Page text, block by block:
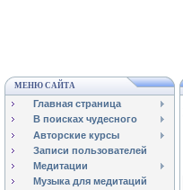
МЕНЮ САЙТА
Главная страница
В поисках чудесного
Авторские курсы
Записи пользователей
Медитации
Музыка для медитаций